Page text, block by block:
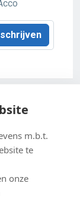
m.b.t.
te
onze